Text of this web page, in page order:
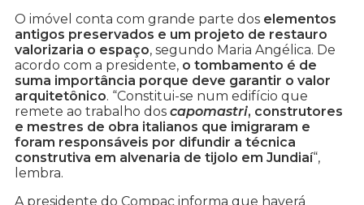
O imóvel conta com grande parte dos elementos
antigos preservados e um projeto de restauro
valorizaria o espaço, segundo Maria Angélica. De
acordo com a presidente, o tombamento é de
suma importância porque deve garantir o valor
arquitetônico. “Constitui-se num edifício que
remete ao trabalho dos capomastri, construtores
e mestres de obra italianos que imigraram e
foram responsáveis por difundir a técnica
construtiva em alvenaria de tijolo em Jundiaí“,
lembra.
A presidente do Compac informa que haverá